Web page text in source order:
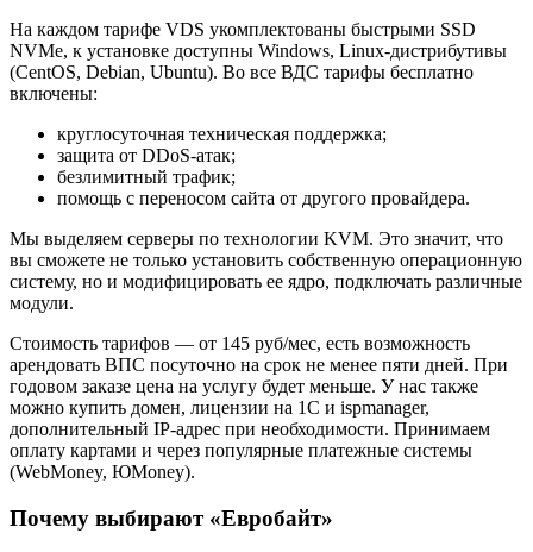
На каждом тарифе VDS укомплектованы быстрыми SSD
NVMe, к установке доступны Windows, Linux-дистрибутивы
(CentOS, Debian, Ubuntu). Во все ВДС тарифы бесплатно
включены:
круглосуточная техническая поддержка;
защита от DDoS-атак;
безлимитный трафик;
помощь с переносом сайта от другого провайдера.
Мы выделяем серверы по технологии KVM. Это значит, что
вы сможете не только установить собственную операционную
систему, но и модифицировать ее ядро, подключать различные
модули.
Стоимость тарифов — от 145 руб/мес, есть возможность
арендовать ВПС посуточно на срок не менее пяти дней. При
годовом заказе цена на услугу будет меньше. У нас также
можно купить домен, лицензии на 1С и ispmanager,
дополнительный IP-адрес при необходимости. Принимаем
оплату картами и через популярные платежные системы
(WebMoney, ЮМоney).
Почему выбирают «Евробайт»